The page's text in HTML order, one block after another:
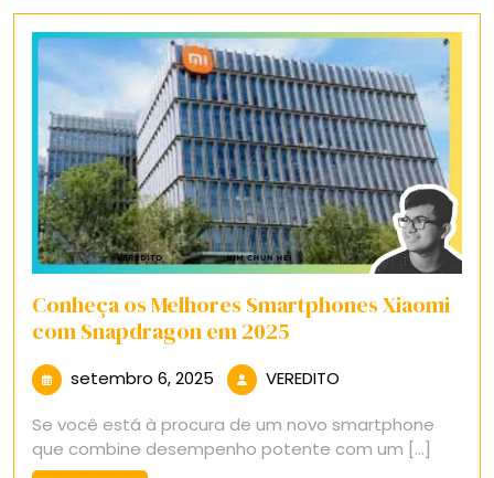
Conheça os Melhores Smartphones Xiaomi
com Snapdragon em 2025
setembro 6, 2025 setembro
2025
VEREDITO
Se você está à procura de um novo smartphone
que combine desempenho potente com um [...]